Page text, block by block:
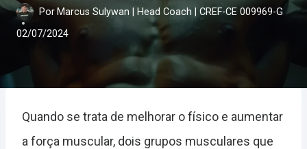
Por Marcus Sulywan | Head Coach | CREF-CE 009969-G
02/07/2024
Quando se trata de melhorar o físico e aumentar
a força muscular, dois grupos musculares que